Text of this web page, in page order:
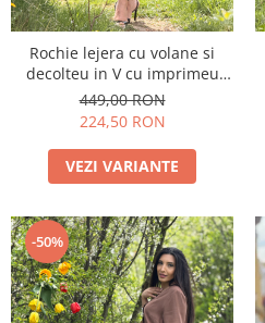
Rochie lejera cu volane si
decolteu in V cu imprimeu
floare
449,00 RON
224,50 RON
VEZI VARIANTE
-50%